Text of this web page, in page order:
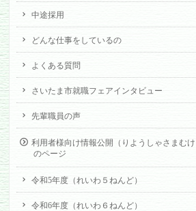
中途採用
どんな仕事をしているの
よくある質問
さいたま市就職フェアインタビュー
先輩職員の声
利用者様向け情報公開（りようしゃさまむけ
のページ
令和5年度（れいわ５ねんど）
令和6年度（れいわ６ねんど）